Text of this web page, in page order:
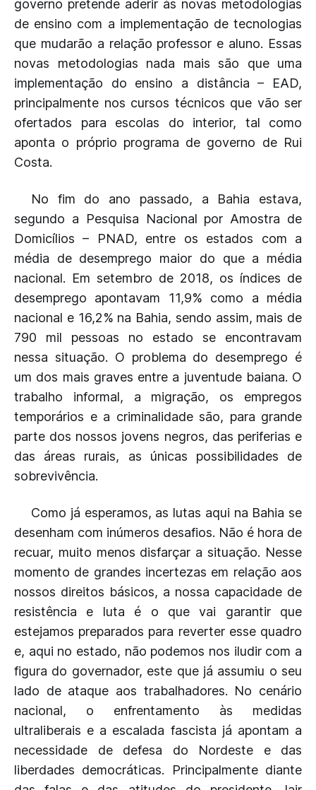
governo pretende aderir às novas metodologias
de ensino com a implementação de tecnologias
que mudarão a relação professor e aluno. Essas
novas metodologias nada mais são que uma
implementação do ensino a distância – EAD,
principalmente nos cursos técnicos que vão ser
ofertados para escolas do interior, tal como
aponta o próprio programa de governo de Rui
Costa.
No fim do ano passado, a Bahia estava,
segundo a Pesquisa Nacional por Amostra de
Domicílios – PNAD, entre os estados com a
média de desemprego maior do que a média
nacional. Em setembro de 2018, os índices de
desemprego apontavam 11,9% como a média
nacional e 16,2% na Bahia, sendo assim, mais de
790 mil pessoas no estado se encontravam
nessa situação. O problema do desemprego é
um dos mais graves entre a juventude baiana. O
trabalho informal, a migração, os empregos
temporários e a criminalidade são, para grande
parte dos nossos jovens negros, das periferias e
das áreas rurais, as únicas possibilidades de
sobrevivência.
Como já esperamos, as lutas aqui na Bahia se
desenham com inúmeros desafios. Não é hora de
recuar, muito menos disfarçar a situação. Nesse
momento de grandes incertezas em relação aos
nossos direitos básicos, a nossa capacidade de
resistência e luta é o que vai garantir que
estejamos preparados para reverter esse quadro
e, aqui no estado, não podemos nos iludir com a
figura do governador, este que já assumiu o seu
lado de ataque aos trabalhadores. No cenário
nacional, o enfrentamento às medidas
ultraliberais e a escalada fascista já apontam a
necessidade de defesa do Nordeste e das
liberdades democráticas. Principalmente diante